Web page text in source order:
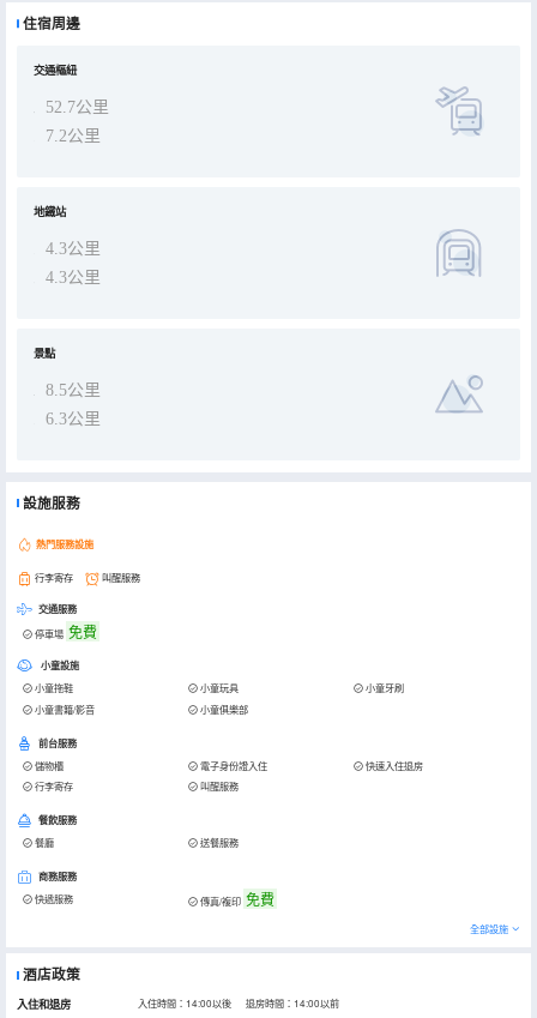
住宿周邊
交通樞紐
52.7公里
7.2公里
地鐵站
4.3公里
4.3公里
景點
8.5公里
6.3公里
設施服務
熱門服務設施
行李寄存 叫醒服務
交通服務
停車場 免費
小童設施
小童拖鞋 小童玩具
小童牙刷
小童書籍/影音
小童俱樂部
前台服務
儲物櫃 電子身份證入住
快速入住退房
行李寄存
叫醒服務
餐飲服務
餐廳 送餐服務
商務服務
快遞服務 傳真/複印 免費
全部設施
酒店政策
入住和退房 入住時間：14:00以後 退房時間：14:00以前